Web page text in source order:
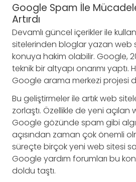
Google Spam İle
Artırdı
Devamlı güncel içerikler ile
sitelerinden bloglar yazan web
konuya hakim olabilir. Google,
teknik bir altyapı onarımı
Google arama merkezi projesi
Bu geliştirmeler ile artık web
zorlaştı. Özellikle de yeni açılan
Google gözünde spam gibi
açısından zaman çok önemli
süreçte birçok yeni web sitesi
Google yardım forumları bu
doldu taştı.